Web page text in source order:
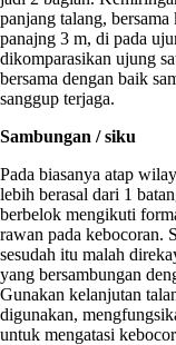
panjang talang,
panajng 3 m, di pada
dikomparasikan ujung
bersama dengan baik
sanggup terjaga.
Sambungan / siku
Pada biasanya atap
lebih berasal dari 1
berbelok mengikuti
rawan pada kebocoran.
sesudah itu malah
yang bersambungan
Gunakan kelanjutan
digunakan,
untuk mengatasi